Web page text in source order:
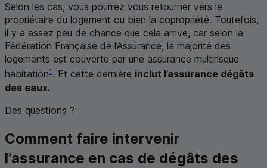
Selon les cas, vous pourrez vous retourner vers le
propriétaire du logement ou bien la copropriété. Toutefois,
il y a assez peu de chance que cela arrive, car selon la
Fédération Française de l’Assurance, la majorité des
logements est couverte par une assurance multirisque
habitation1. Et cette dernière inclut l’assurance dégâts
des eaux.
Des questions ?
Comment faire intervenir
l’assurance en cas de dégâts des